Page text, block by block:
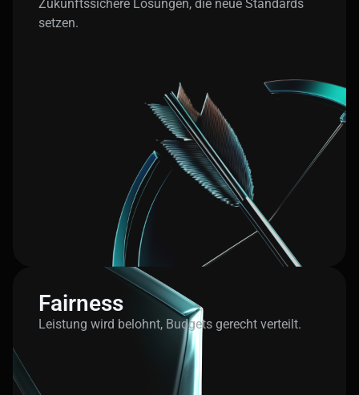
Zukunftssichere Lösungen, die neue Standards
setzen.
Fairness
Leistung wird belohnt, Budgets gerecht verteilt.